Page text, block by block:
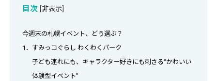
目次 [非表示
今週末の札幌イベント、どう選ぶ？
1．すみっコぐらし わくわくパーク
子ども連れにも、キャラクター好きにも刺さる“かわいい
体験型イベント”